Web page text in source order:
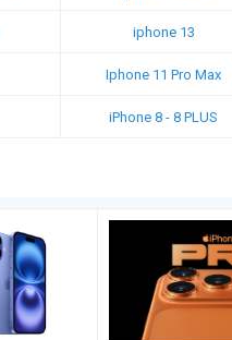
iphone 13
Iphone 11 Pro Max
iPhone 8 - 8 PLUS